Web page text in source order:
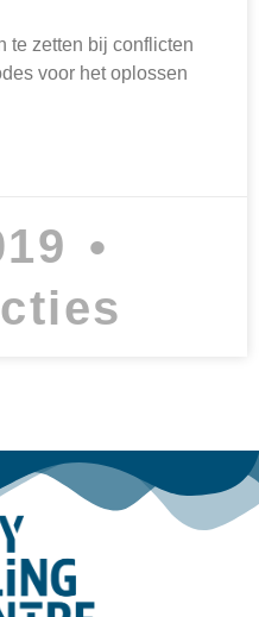
te zetten bij conflicten
voor het oplossen